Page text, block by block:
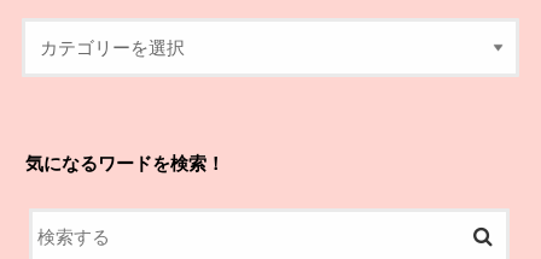
気になるワードを検索！